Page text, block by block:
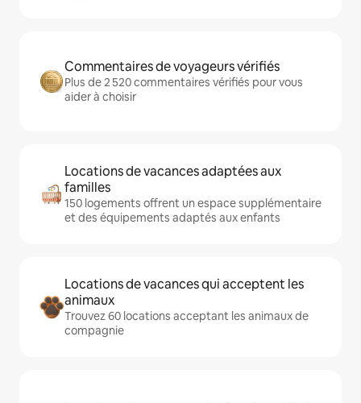
Commentaires de voyageurs vérifiés
Plus de 2 520 commentaires vérifiés pour vous
aider à choisir
Locations de vacances adaptées aux
familles
150 logements offrent un espace supplémentaire
et des équipements adaptés aux enfants
Locations de vacances qui acceptent les
animaux
Trouvez 60 locations acceptant les animaux de
compagnie